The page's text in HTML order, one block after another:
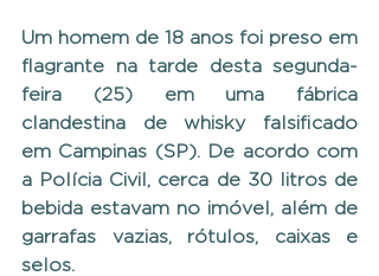
Um homem de 18 anos foi preso em
flagrante na tarde desta segunda-
feira (25) em uma fábrica
clandestina de whisky falsificado
em Campinas (SP). De acordo com
a Polícia Civil, cerca de 30 litros de
bebida estavam no imóvel, além de
garrafas vazias, rótulos, caixas e
selos.